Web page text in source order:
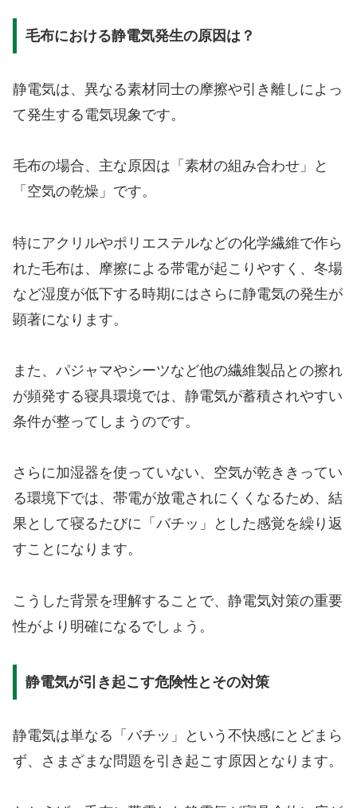
毛布における静電気発生の原因は？
静電気は、異なる素材同士の摩擦や引き離しによっ
て発生する電気現象です。
毛布の場合、主な原因は「素材の組み合わせ」と
「空気の乾燥」です。
特にアクリルやポリエステルなどの化学繊維で作ら
れた毛布は、摩擦による帯電が起こりやすく、冬場
など湿度が低下する時期にはさらに静電気の発生が
顕著になります。
また、パジャマやシーツなど他の繊維製品との擦れ
が頻発する寝具環境では、静電気が蓄積されやすい
条件が整ってしまうのです。
さらに加湿器を使っていない、空気が乾ききってい
る環境下では、帯電が放電されにくくなるため、結
果として寝るたびに「バチッ」とした感覚を繰り返
すことになります。
こうした背景を理解することで、静電気対策の重要
性がより明確になるでしょう。
静電気が引き起こす危険性とその対策
静電気は単なる「バチッ」という不快感にとどまら
ず、さまざまな問題を引き起こす原因となります。